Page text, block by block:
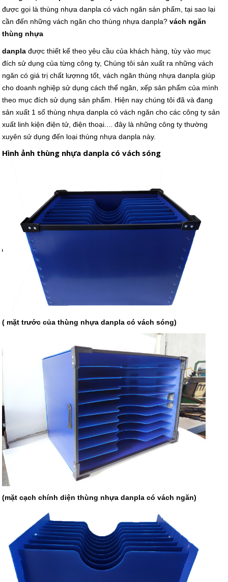
được gọi là thùng nhựa danpla có vách ngăn sản phẩm, tại sao lại
cần đến những vách ngăn cho thùng nhựa danpla?vách ngăn
thùng nhựa
danpla được thiết kế theo yêu cầu của khách hàng, tùy vào mục
đích sử dụng của từng công ty, Chúng tôi sản xuất ra những vách
ngăn có giá trị chất lượnng tốt, vách ngăn thùng nhựa danpla giúp
cho doanh nghiệp sử dụng cách thể ngăn, xếp sản phẩm của mình
theo mục đích sử dụng sản phẩm. Hiện nay chúng tôi đã và đang
sản xuất 1 số thùng nhựa danpla có vách ngăn cho các công ty sản
xuất linh kiện điện tử, điện thoại.... đây là những công ty thường
xuyên sử dụng đến loại thùng nhựa danpla này.
Hình ảnh thùng nhựa danpla có vách sóng
( mặt trước của thùng nhựa danpla có vách sóng)
(mặt cạch chính diện thùng nhựa danpla có vách ngăn)